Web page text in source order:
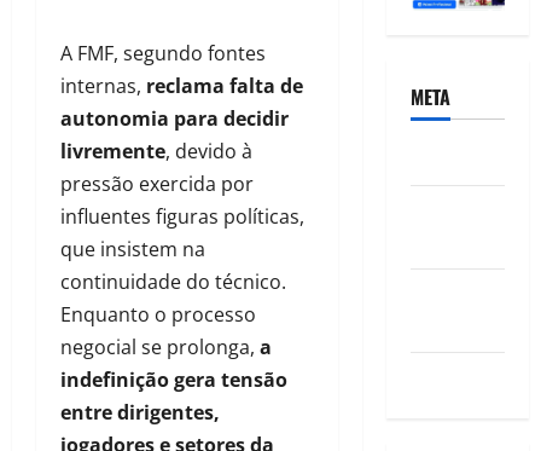
A FMF, segundo fontes
internas, reclama falta de
autonomia para decidir
livremente, devido à
pressão exercida por
influentes figuras políticas,
que insistem na
continuidade do técnico.
Enquanto o processo
negocial se prolonga, a
indefinição gera tensão
entre dirigentes,
jogadores e setores da
META